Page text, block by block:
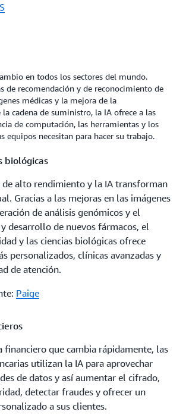
en todos los sectores del mundo.
de recomendación y de reconocimiento de
médicas y la mejora de la
cadena de suministro, la IA ofrece a las
de computación, las herramientas y los
equipos necesitan para hacer su trabajo.
biológicas
de alto rendimiento y la IA transforman
Gracias a las mejoras en las imágenes
de análisis genómicos y el
desarrollo de nuevos fármacos, el
y las ciencias biológicas ofrece
personalizados, clínicas avanzadas y
de atención.
Paige
financiero que cambia rápidamente, las
utilizan la IA para aprovechar
de datos y así aumentar el cifrado,
detectar fraudes y ofrecer un
a sus clientes.